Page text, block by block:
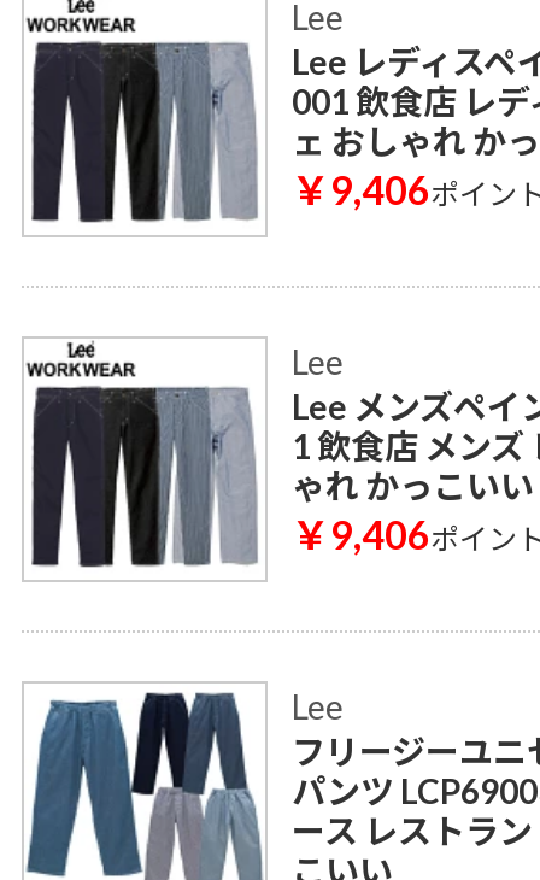
Lee
Lee レディスペ
001 飲食店 レ
ェ おしゃれ か
￥9,406ポイン
Lee
Lee メンズペイ
1 飲食店 メンズ
ゃれ かっこいい
￥9,406ポイン
Lee
フリージーユ
パンツ
ース レストラ
こいい